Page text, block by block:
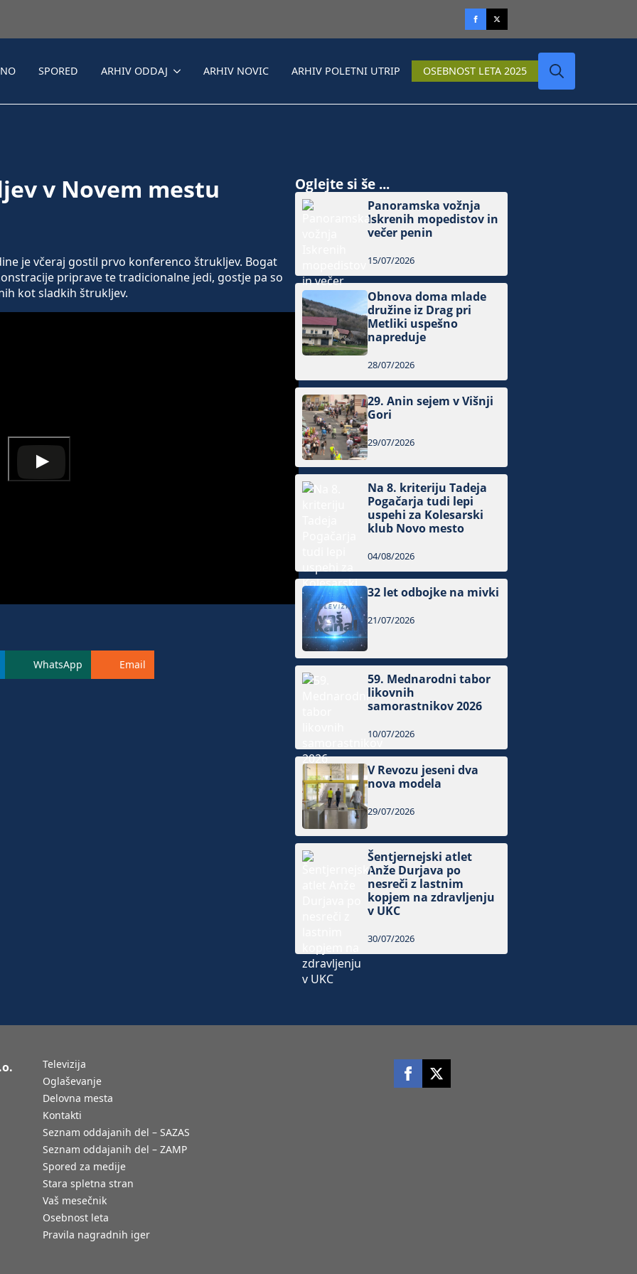
SPORED ARHIV ODDAJ ARHIV NOVIC ARHIV POLETNI UTRIP OSEBNOST LETA 2025
v Novem mestu
je včeraj gostil prvo konferenco štrukljev. Bogat
priprave te tradicionalne jedi, gostje pa so
kot sladkih štrukljev.
WhatsApp Email
Oglejte si še ...
Panoramska vožnja
Iskrenih mopedistov in
večer penin
15/07/2026
Obnova doma mlade
družine iz Drag pri
Metliki uspešno
napreduje
28/07/2026
29. Anin sejem v Višnji
Gori
29/07/2026
Na 8. kriteriju Tadeja
Pogačarja tudi lepi
uspehi za Kolesarski
klub Novo mesto
04/08/2026
32 let odbojke na mivki
21/07/2026
59. Mednarodni tabor
likovnih
samorastnikov 2026
10/07/2026
V Revozu jeseni dva
nova modela
29/07/2026
Šentjernejski atlet
Anže Durjava po
nesreči z lastnim
kopjem na zdravljenju
v UKC
30/07/2026
Televizija
Oglaševanje
Delovna mesta
Kontakti
Seznam oddajanih del – SAZAS
Seznam oddajanih del – ZAMP
Spored za medije
Stara spletna stran
Vaš mesečnik
Osebnost leta
Pravila nagradnih iger